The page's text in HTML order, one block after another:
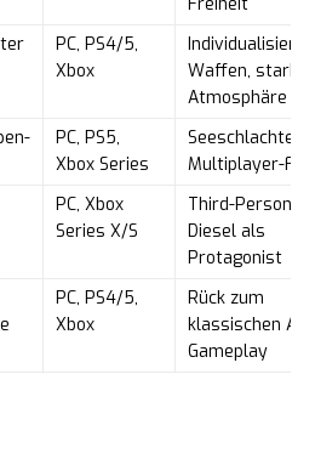
PC, PS4/5,
Xbox
Waffen, starke
Atmosphäre
PC, PS5,
Xbox Series
Seeschlachten,
Multiplayer-
PC, Xbox
Series X/S
Third-Person,
Diesel als
Protagonist
PC, PS4/5,
Xbox
Rück zum
klassischen AC-
Gameplay